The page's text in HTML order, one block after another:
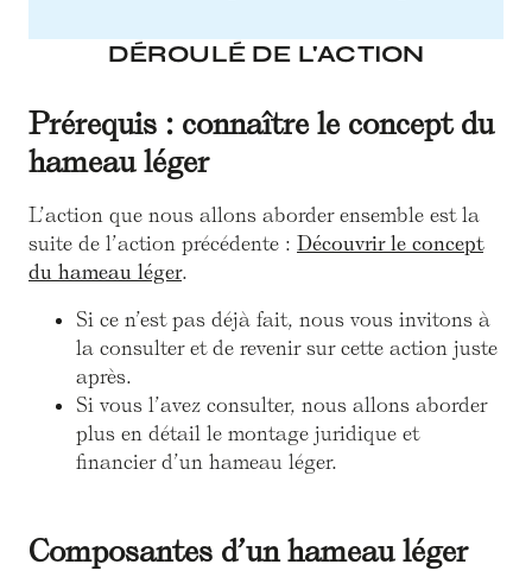
DÉROULÉ DE L'ACTION
Prérequis : connaître le concept du
hameau léger
L’action que nous allons aborder ensemble est la
suite de l’action précédente : Découvrir le concept
du hameau léger.
Si ce n’est pas déjà fait, nous vous invitons à
la consulter et de revenir sur cette action juste
après.
Si vous l’avez consulter, nous allons aborder
plus en détail le montage juridique et
financier d’un hameau léger.
Composantes d’un hameau léger